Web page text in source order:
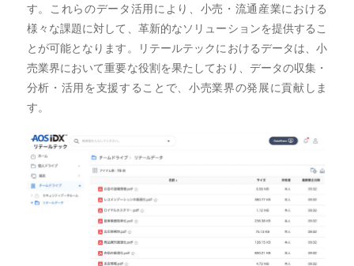
す。これらのデータ活用により、小売・流通産業における
様々な課題に対して、革新的なソリューションを提供するこ
とが可能となります。リテールテックにおけるデータは、小
売業界において重要な役割を果たしており、データの収集・
分析・活用を支援することで、小売業界の発展に貢献しま
す。